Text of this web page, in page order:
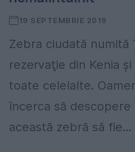
19 SEPTEMBRIE 2019
Zebra ciudată
rezervaţie din Kenia
toate celelalte.
încerca să descopere
această zebră să fie...